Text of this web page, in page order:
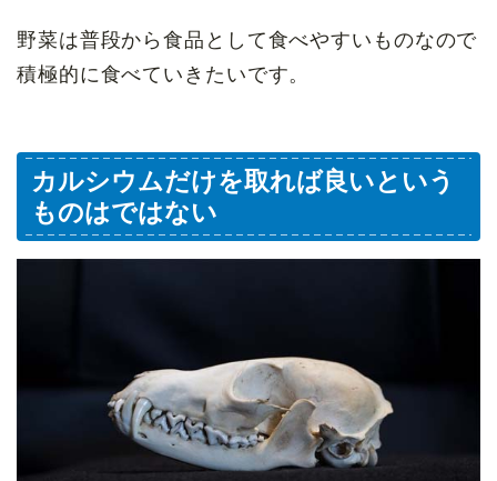
野菜は普段から食品として食べやすいものなので
積極的に食べていきたいです。
カルシウムだけを取れば良いという
ものはではない